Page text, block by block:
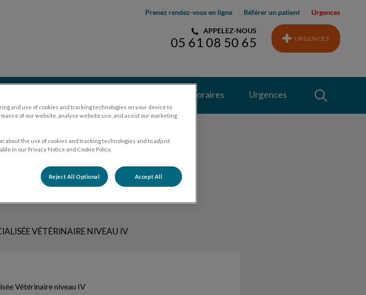
Prenez rendez-vous en ligne Référer un patient Urgences
APPELEZ-NOUS
05 61 08 50 65 URGENCES
Contact & horaires Urgences
Dana
VÉTÉRINAIRE NIVEAU IV
Vétérinaire niveau IV
and use of cookies and tracking technologies on your device to
of our website, analyse website use, and assist our marketing
about the use of cookies and tracking technologies and to adjust
in our Privacy Notice and Cookie Policy.
Reject All Optional Accept All